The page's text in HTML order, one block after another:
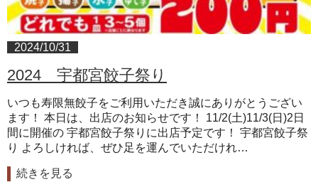
2024/10/31
2024 宇都宮餃子祭り
いつも寿限無餃子をご利用いただき誠にありがとうござい
ます！ 本日は、出店のお知らせです！ 11/2(土)11/3(日)2日
間に開催の 宇都宮餃子祭りに出店予定です！ 宇都宮餃子祭
り よろしければ、ぜひ足を運んでいただけれ…
続きを見る